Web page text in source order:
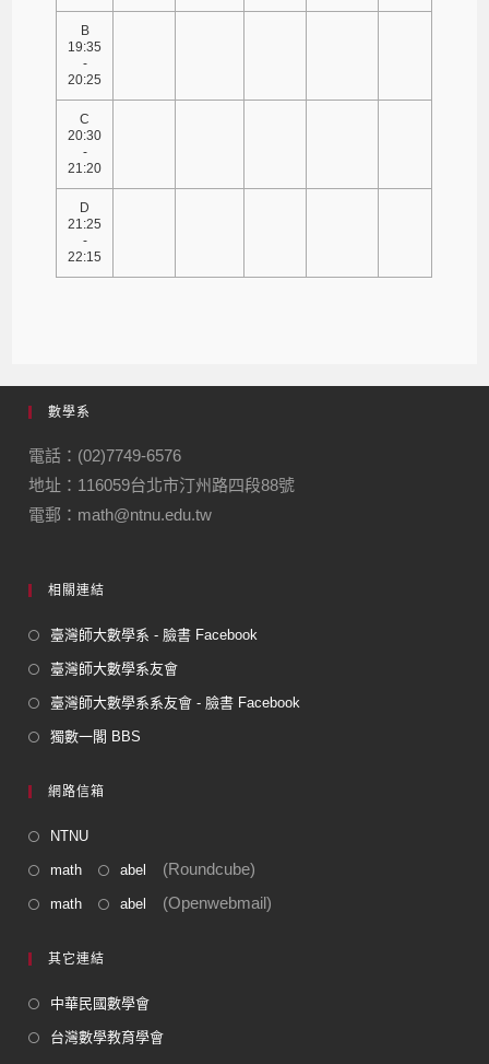
B
19:35
-
20:25
C
20:30
-
21:20
D
21:25
-
22:15
數學系
電話：(02)7749-6576
地址：116059台北市汀州路四段88號
電郵：math@ntnu.edu.tw
相關連結
臺灣師大數學系 - 臉書 Facebook
臺灣師大數學系友會
臺灣師大數學系系友會 - 臉書 Facebook
獨數一閣 BBS
網路信箱
NTNU
math abel (Roundcube)
math abel (Openwebmail)
其它連結
中華民國數學會
台灣數學教育學會